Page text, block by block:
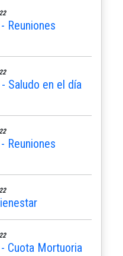
Reuniones
Saludo en el día
Reuniones
Cuota Mortuoria